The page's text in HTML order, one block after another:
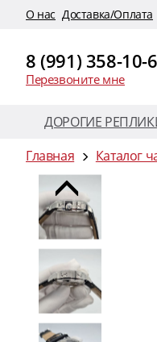
O нас Доставка/Оплата
8 (991) 358-10-
Перезвоните мне
ДОРОГИЕ
Главная
Каталог